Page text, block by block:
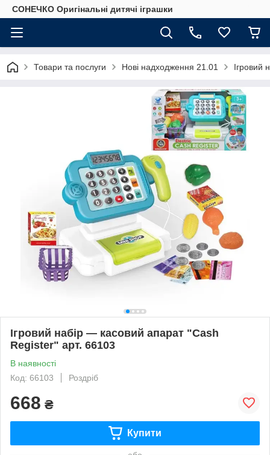
СОНЕЧКО Оригінальні дитячі іграшки
Товари та послуги Нові надходження 21.01 Ігровий
Ігровий набір — касовий апарат "Cash
Register" арт. 66103
В наявності
Код: 66103
Роздріб
668 ₴
Купити